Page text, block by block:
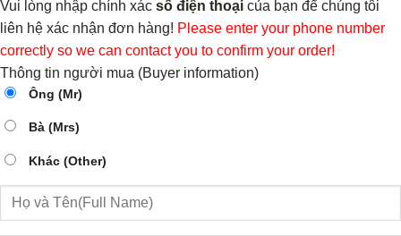
Vui lòng nhập chính xác số điện thoại của bạn để chúng tôi
liên hệ xác nhận đơn hàng! Please enter your phone number
correctly so we can contact you to confirm your order!
Thông tin người mua (Buyer information)
Ông (Mr)
Bà (Mrs)
Khác (Other)